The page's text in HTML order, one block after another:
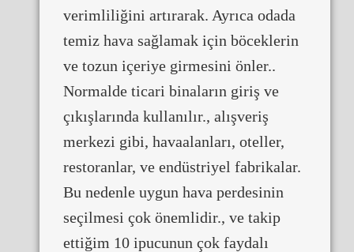
verimliliğini artırarak. Ayrıca odada
temiz hava sağlamak için böceklerin
ve tozun içeriye girmesini önler..
Normalde ticari binaların giriş ve
çıkışlarında kullanılır., alışveriş
merkezi gibi, havaalanları, oteller,
restoranlar, ve endüstriyel fabrikalar.
Bu nedenle uygun hava perdesinin
seçilmesi çok önemlidir., ve takip
ettiğim 10 ipucunun çok faydalı